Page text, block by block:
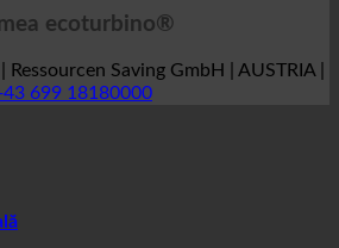
Saving GmbH | AUSTRIA |